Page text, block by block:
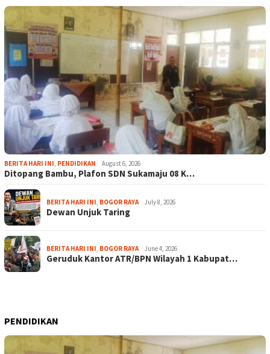
BERITA HARI INI, PENDIDIKAN August 6, 2026
Ditopang Bambu, Plafon SDN Sukamaju 08 K…
BERITA HARI INI, BOGOR RAYA July 8, 2026
Dewan Unjuk Taring
BERITA HARI INI, BOGOR RAYA June 4, 2026
Geruduk Kantor ATR/BPN Wilayah 1 Kabupat…
PENDIDIKAN